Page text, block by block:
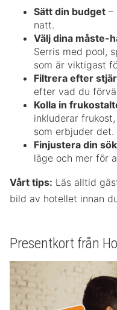
Sätt din budget –
natt.
Välj dina måste-
Serris med pool,
som är viktigast
Filtrera efter
efter vad du
Kolla in
inkluderar
som erbjuder det.
Finjustera din
läge och mer för
Vårt tips: Läs alltid
bild av hotellet innan
Presentkort från